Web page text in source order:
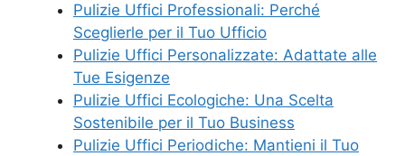
Pulizie Uffici Professionali: Perché
Sceglierle per il Tuo Ufficio
Pulizie Uffici Personalizzate: Adattate alle
Tue Esigenze
Pulizie Uffici Ecologiche: Una Scelta
Sostenibile per il Tuo Business
Pulizie Uffici Periodiche: Mantieni il Tuo